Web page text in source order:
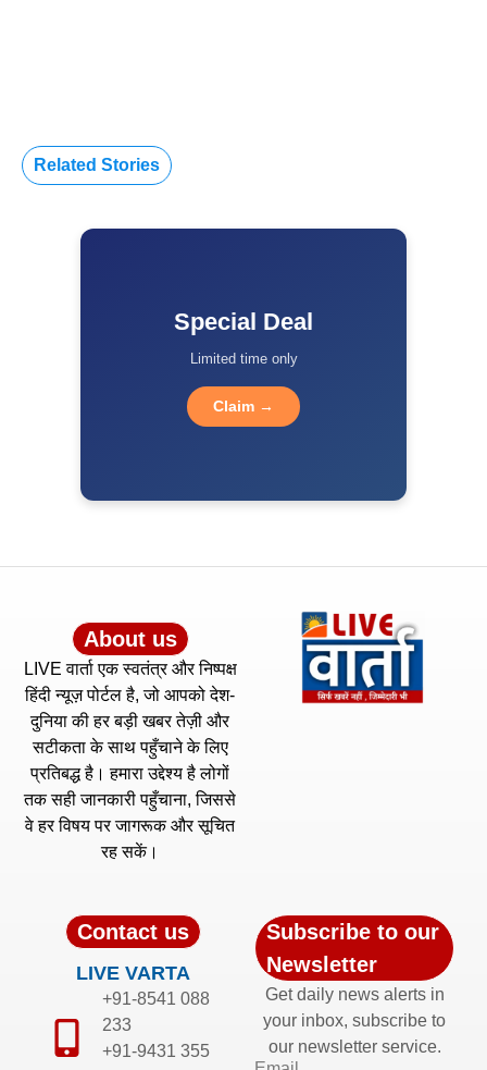
Related Stories
Special Deal
Limited time only
Claim →
About us
LIVE वार्ता एक स्वतंत्र और निष्पक्ष
हिंदी न्यूज़ पोर्टल है, जो आपको देश-
दुनिया की हर बड़ी खबर तेज़ी और
सटीकता के साथ पहुँचाने के लिए
प्रतिबद्ध है। हमारा उद्देश्य है लोगों
तक सही जानकारी पहुँचाना, जिससे
वे हर विषय पर जागरूक और सूचित
रह सकें।
Contact us
LIVE VARTA
+91-8541 088
233
+91-9431 355
Subscribe to our
Newsletter
Get daily news alerts in
your inbox, subscribe to
our newsletter service.